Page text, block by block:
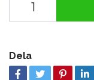
Dela